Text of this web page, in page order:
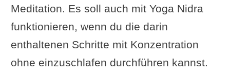
Meditation. Es soll auch mit Yoga Nidra
funktionieren, wenn du die darin
enthaltenen Schritte mit Konzentration
ohne einzuschlafen durchführen kannst.